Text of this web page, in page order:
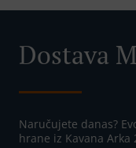
Dostava
Naručujete danas?
hrane iz Kavana Arka